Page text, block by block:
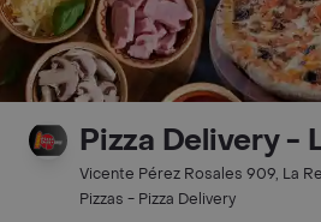
Pizza Delivery -
Vicente Pérez Rosales 909, La
Pizzas - Pizza Delivery